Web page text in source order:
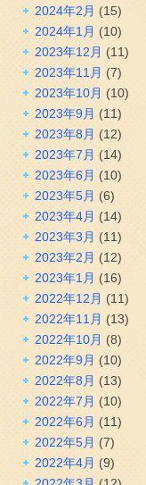
2024年2月 (15)
2024年1月 (10)
2023年12月 (11)
2023年11月 (7)
2023年10月 (10)
2023年9月 (11)
2023年8月 (12)
2023年7月 (14)
2023年6月 (10)
2023年5月 (6)
2023年4月 (14)
2023年3月 (11)
2023年2月 (12)
2023年1月 (16)
2022年12月 (11)
2022年11月 (13)
2022年10月 (8)
2022年9月 (10)
2022年8月 (13)
2022年7月 (10)
2022年6月 (11)
2022年5月 (7)
2022年4月 (9)